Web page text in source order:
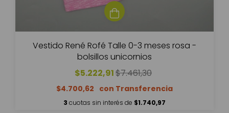
Vestido René Rofé Talle 0-3 meses rosa -
bolsillos unicornios
$5.222,91$7.461,30
$4.700,62
3 cuotas sin interés de $1.740,97